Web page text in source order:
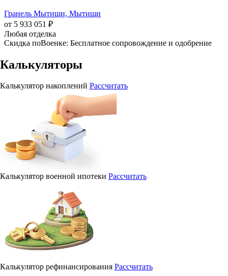
Гранель Мытищи, Мытищи
от 5 933 051 ₽
Любая отделка
Скидка поВоенке: Бесплатное сопровождение и одобрение
Калькуляторы
Калькулятор накоплений Рассчитать
Калькулятор военной ипотеки Рассчитать
Калькулятор рефинансирования Рассчитать